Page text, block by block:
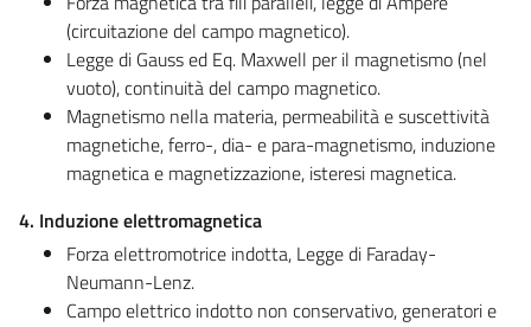
(circuitazione del campo magnetico).
Legge di Gauss ed Eq. Maxwell per il magnetismo (nel
vuoto), continuità del campo magnetico.
Magnetismo nella materia, permeabilità e suscettività
magnetiche, ferro-, dia- e para-magnetismo, induzione
magnetica e magnetizzazione, isteresi magnetica.
4. Induzione elettromagnetica
Forza elettromotrice indotta, Legge di Faraday-
Neumann-Lenz.
Campo elettrico indotto non conservativo, generatori e